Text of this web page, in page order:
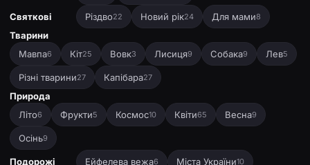
Святкові Різдво22 Новий рік24 Для мами8
Тварини
Мавпа6 Кіт25 Вовк3 Лисиця9 Собака9 Лев5
Різні тварини27 Капібара27
Природа
Літо6 Фрукти5 Космос10 Квіти65 Весна9
Осінь9
Подорожі Ейфелева вежа6 Міста України10